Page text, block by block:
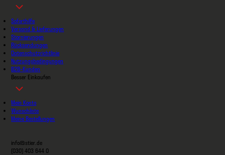
Soforthilfe
Versand & Lieferungen
Stornierungen
Rücksendungen
Datenschutzrichtlinie
Nutzungsbedingungen
B2B-Kunden
Besser Einkaufen
Mein Konto
Wunschliste
Meine Bestellungen
info@stier.de
(030) 403 644 0